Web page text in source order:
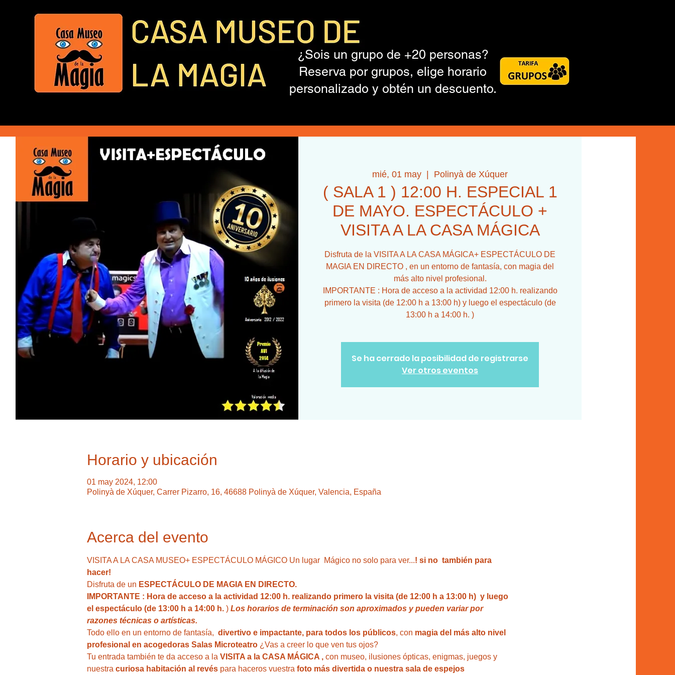
¿Sois un grupo de +20 personas?
Reserva por grupos, elige horario
personalizado y obtén un descuento.
mié, 01 may Polinyà de Xúquer
( SALA 1 ) 12:00 H. ESPECIAL 1
DE MAYO. ESPECTÁCULO +
VISITA A LA CASA MÁGICA
Disfruta de la VISITA A LA CASA MÁGICA+ ESPECTÁCULO DE
MAGIA EN DIRECTO , en un entorno de fantasía, con magia del
más alto nivel profesional.
IMPORTANTE : Hora de acceso a la actividad 12:00 h. realizando
primero la visita (de 12:00 h a 13:00 h) y luego el espectáculo (de
13:00 h a 14:00 h. )
Se ha cerrado la posibilidad de registrarse
Ver otros eventos
Horario y ubicación
01 may 2024, 12:00
Polinyà de Xúquer, Carrer Pizarro, 16, 46688 Polinyà de Xúquer, Valencia, España
Acerca del evento
VISITA A LA CASA MUSEO+ ESPECTÁCULO MÁGICO Un lugar  Mágico no solo para ver...! si no  también para
hacer!
Disfruta de un ESPECTÁCULO DE MAGIA EN DIRECTO.
IMPORTANTE : Hora de acceso a la actividad 12:00 h. realizando primero la visita (de 12:00 h a 13:00 h)  y luego
el espectáculo (de 13:00 h a 14:00 h. ) Los horarios de terminación son aproximados y pueden variar por
razones técnicas o artísticas.
Todo ello en un entorno de fantasía, divertivo e impactante, para todos los públicos, con magia del más alto nivel
profesional en acogedoras Salas Microteatro ¿Vas a creer lo que ven tus ojos?
Tu entrada también te da acceso a la VISITA a la CASA MÁGICA , con museo, ilusiones ópticas, enigmas, juegos y
nuestra curiosa habitación al revés para haceros vuestra foto más divertida o nuestra sala de espejos